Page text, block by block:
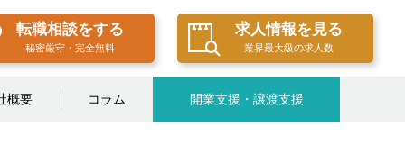
転職相談をする
秘密厳守・完全無料
求人情報を見る
業界最大級の求人数
概要 コラム 開業支援・譲渡支援